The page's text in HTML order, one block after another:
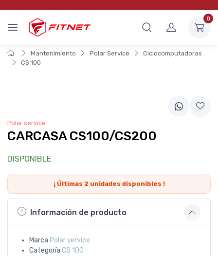
0
Mantenimiento Polar Service
Ciclocomputadoras
CS 100
Polar service
CARCASA CS100/CS200
DISPONIBLE
¡ Últimas 2 unidades disponibles !
Información de producto
Marca Polar service
Categoría CS 100